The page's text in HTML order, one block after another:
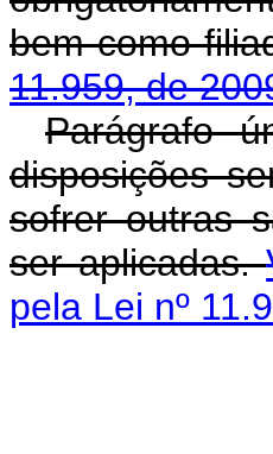
bem como
11.959, de
Parágrafo
disposições
sofrer outras
ser aplicadas.
pela Lei nº